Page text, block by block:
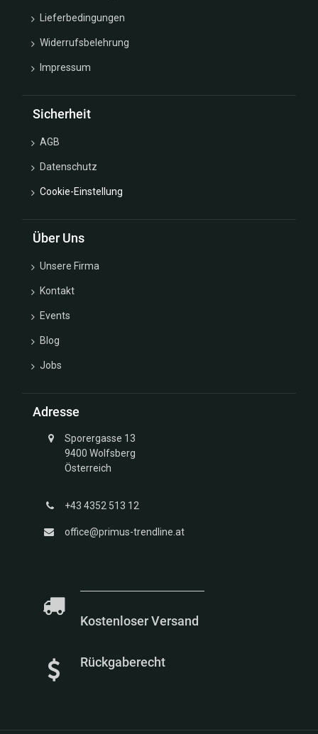
Geburtsstein
Ohrclipstecker
Ohrschmuck
Silber
Ohrstecker
Ringmaßband
Schutzengel
Mond
U.
Steinarmbänder
Kostenloser Versand
Rückgaberecht
Lieferbedingungen
Widerrufsbelehrung
Impressum
Sicherheit
AGB
Datenschutz
Cookie-Einstellung
Über Uns
Unsere Firma
Kontakt
Events
Blog
Jobs
Adresse
Sporergasse 13
9400 Wolfsberg
Österreich
+43 4352 513 12
office@primus-trendline.at